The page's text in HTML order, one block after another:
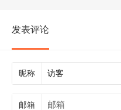
发表评论
昵称
邮箱